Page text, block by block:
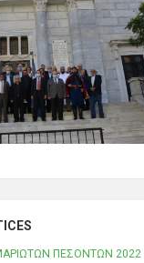
ΠΕΣΟΝΤΩΝ 2022